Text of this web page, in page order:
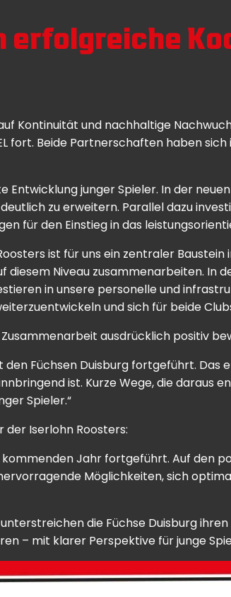
Kontinuität und nachhaltige
fort. Beide Partnerschaften haben
junger Spieler. In der
zu erweitern. Parallel dazu
für den Einstieg in das
ist für uns ein zentraler
Niveau zusammenarbeiten. In
in unsere personelle und
und sich für beide
ausdrücklich positiv
Füchsen Duisburg fortgeführt.
ist. Kurze Wege, die daraus
Spieler.“
Iserlohn Roosters:
Jahr fortgeführt. Auf den
Möglichkeiten, sich
die Füchse Duisburg
– mit klarer Perspektive für junge